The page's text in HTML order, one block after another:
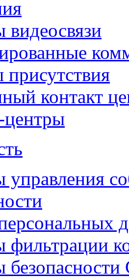
контакт
центры
управления
фильтрации